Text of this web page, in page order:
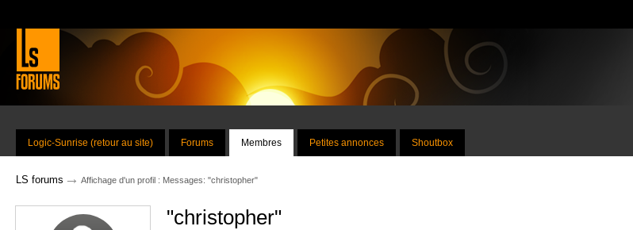
Logic-Sunrise (retour au site) Forums Membres Petites annonces Shoutbox
LS forums → Affichage d'un profil : Messages: "christopher"
"christopher"